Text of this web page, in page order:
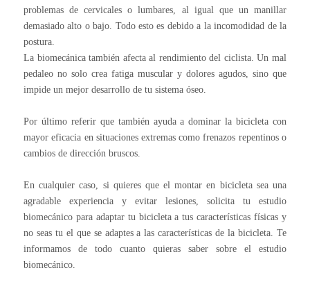
problemas de cervicales o lumbares, al igual que un manillar
demasiado alto o bajo. Todo esto es debido a la incomodidad de la
postura.
La biomecánica también afecta al rendimiento del ciclista. Un mal
pedaleo no solo crea fatiga muscular y dolores agudos, sino que
impide un mejor desarrollo de tu sistema óseo.
Por último referir que también ayuda a dominar la bicicleta con
mayor eficacia en situaciones extremas como frenazos repentinos o
cambios de dirección bruscos.
En cualquier caso, si quieres que el montar en bicicleta sea una
agradable experiencia y evitar lesiones, solicita tu estudio
biomecánico para adaptar tu bicicleta a tus características físicas y
no seas tu el que se adaptes a las características de la bicicleta. Te
informamos de todo cuanto quieras saber sobre el estudio
biomecánico.